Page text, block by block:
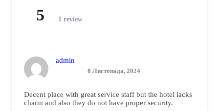
5 1 review
admin
8 Листопада, 2024
Decent place with great service staff but the hotel lacks
charm and also they do not have proper security.